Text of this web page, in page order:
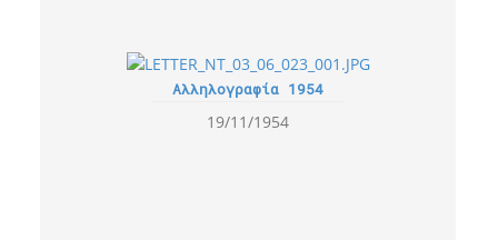
Αλληλογραφία 1954
19/11/1954